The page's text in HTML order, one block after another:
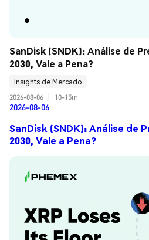
SanDisk (SNDK): Análise de
2030, Vale a Pena?
Insights de Mercado
2026-08-06
10-15m
2026-08-06
SanDisk (SNDK): Análise de
2030, Vale a Pena?